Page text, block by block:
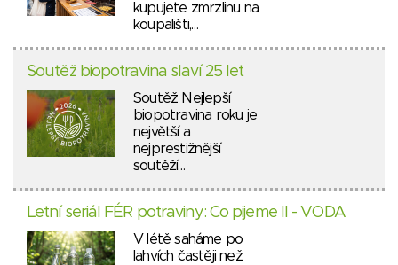
kupujete zmrzlinu na
koupališti,…
Soutěž biopotravina slaví 25 let
Soutěž Nejlepší
biopotravina roku je
největší a
nejprestižnější
soutěží…
Letní seriál FÉR potraviny: Co pijeme II - VODA
V létě saháme po
lahvích častěji než